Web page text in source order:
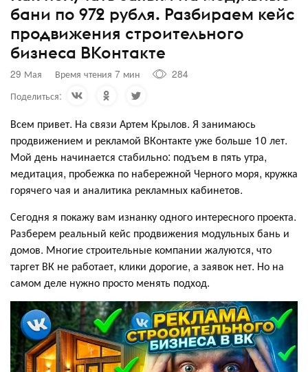
бани по 972 рубля. Разбираем кейс
продвижения строительного
бизнеса ВКонтакте
29 Мая Время чтения 7 мин
284
Поделиться:
Всем привет. На связи Артем Крылов. Я занимаюсь
продвижением и рекламой ВКонтакте уже больше 10 лет.
Мой день начинается стабильно: подъем в пять утра,
медитация, пробежка по набережной Черного моря, кружка
горячего чая и аналитика рекламных кабинетов.
Сегодня я покажу вам изнанку одного интересного проекта.
Разберем реальный кейс продвижения модульных бань и
домов. Многие строительные компании жалуются, что
таргет ВК не работает, клики дорогие, а заявок нет. Но на
самом деле нужно просто менять подход.